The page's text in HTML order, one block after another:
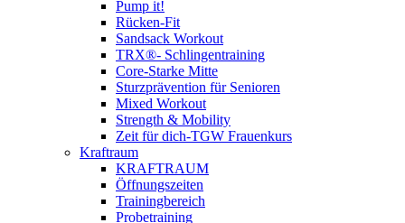
Pump it!
Rücken-Fit
Sandsack Workout
TRX®- Schlingentraining
Core-Starke Mitte
Sturzprävention für Senioren
Mixed Workout
Strength & Mobility
Zeit für dich-TGW Frauenkurs
Kraftraum
KRAFTRAUM
Öffnungszeiten
Trainingbereich
Probetraining